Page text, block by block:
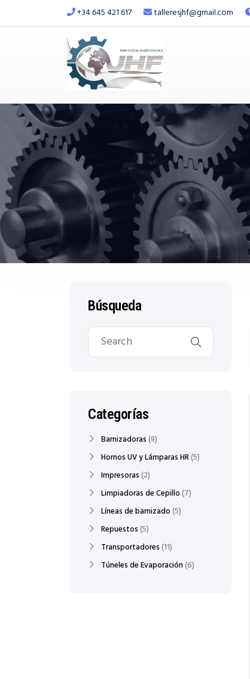
+34 645 421 617 talleresjhf@gmail.com
Búsqueda
Categorías
Barnizadoras 9
Hornos UV y Lámparas HR 5
Impresoras 2
Limpiadoras de Cepillo 7
Líneas de barnizado 5
Repuestos 5
Transportadores 11
Túneles de Evaporación 6